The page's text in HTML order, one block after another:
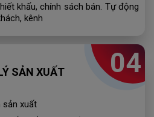
04
SẢN XUẤT
sản xuất
khấu, chính sách bán. Tự động
kênh